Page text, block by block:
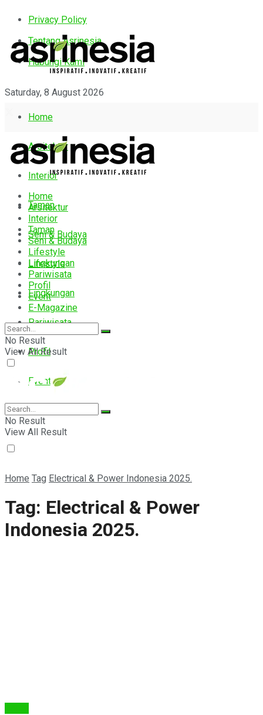
Privacy Policy
Tentang Asrinesia
Hubungi Kami
Saturday, 8 August 2026
Home
Arsitektur
Interior
Taman
Seni & Budaya
Lifestyle
Lingkungan
Pariwisata
Profil
Event
E-Magazine
Home
Arsitektur
Interior
Taman
Seni & Budaya
Lifestyle
Lingkungan
Pariwisata
Profil
Event
E-Magazine
No Result
View All Result
No Result
View All Result
Home Tag Electrical & Power Indonesia 2025.
Tag: Electrical & Power
Indonesia 2025.